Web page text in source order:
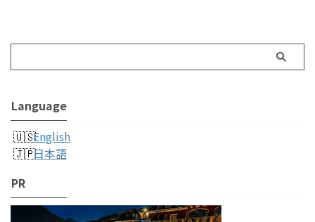
Language
English
日本語
PR